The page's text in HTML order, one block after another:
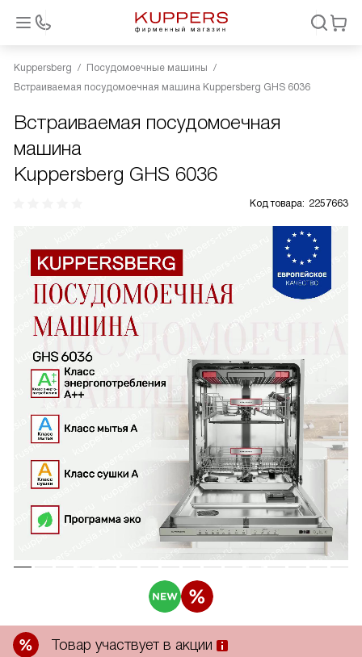
Kuppersberg
Посудомоечные машины
Встраиваемая посудомоечная машина Kuppersberg GHS 6036
Встраиваемая посудомоечная
машина
Kuppersberg GHS 6036
Код товара: 2257663
Товар участвует в акции